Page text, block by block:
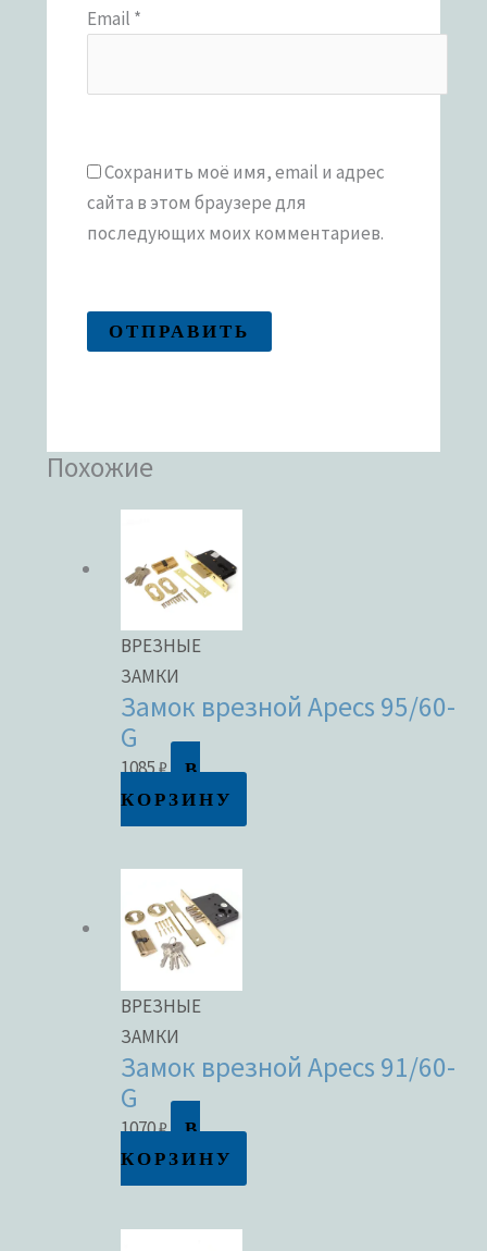
Email *
Сохранить моё имя, email и адрес
сайта в этом браузере для
последующих моих комментариев.
Похожие
ВРЕЗНЫЕ
ЗАМКИ
Замок врезной Apecs 95/60-
G
1085₽
В
КОРЗИНУ
ВРЕЗНЫЕ
ЗАМКИ
Замок врезной Apecs 91/60-
G
1070₽
В
КОРЗИНУ